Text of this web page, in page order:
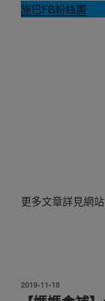
施巴FB粉絲團
更多文章詳見網站
發
2019-11-18